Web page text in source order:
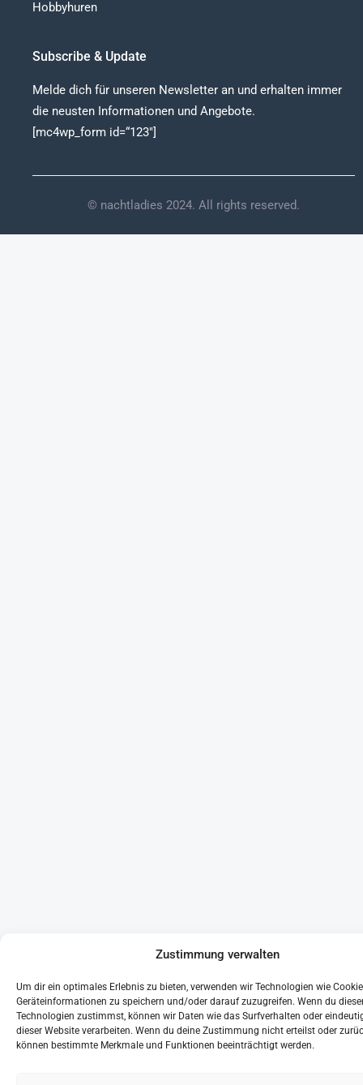
Zustimmung verwalten
Um dir ein optimales Erlebnis zu bieten, verwenden wir Technologien wie
Geräteinformationen zu speichern und/oder darauf zuzugreifen. Wenn du
Technologien zustimmst, können wir Daten wie das Surfverhalten oder
dieser Website verarbeiten. Wenn du deine Zustimmung nicht erteilst oder
können bestimmte Merkmale und Funktionen beeinträchtigt werden.
Hobbyhuren
Subscribe & Update
Melde dich für unseren Newsletter an und erhalten immer
die neusten Informationen und Angebote.
[mc4wp_form id=“123″]
© nachtladies 2024. All rights reserved.